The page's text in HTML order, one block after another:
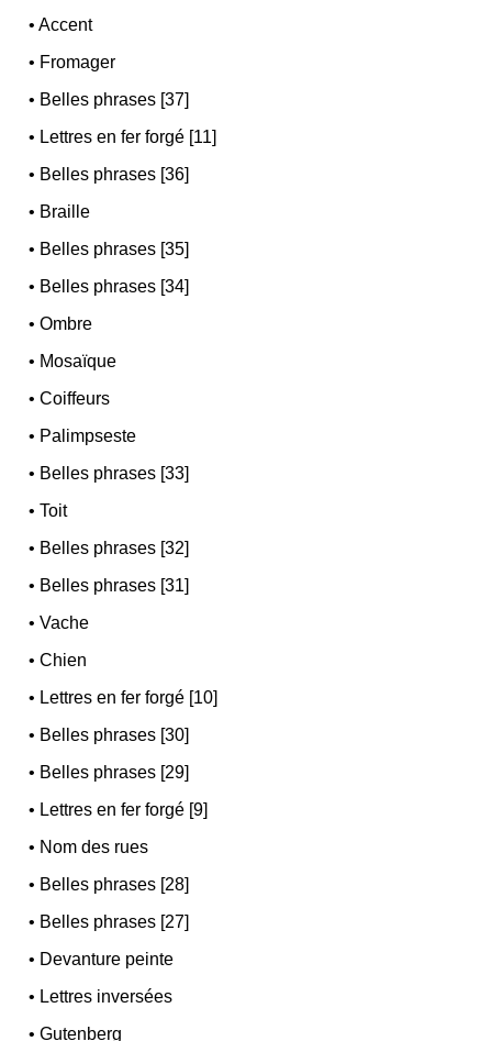
•Accent
• Fromager
• Belles phrases [37]
• Lettres en fer forgé [11]
• Belles phrases [36]
• Braille
• Belles phrases [35]
• Belles phrases [34]
•Ombre
• Mosaïque
•Coiffeurs
• Palimpseste
• Belles phrases [33]
•Toit
• Belles phrases [32]
• Belles phrases [31]
•Vache
•Chien
• Lettres en fer forgé [10]
• Belles phrases [30]
• Belles phrases [29]
• Lettres en fer forgé [9]
• Nom des rues
• Belles phrases [28]
• Belles phrases [27]
• Devanture peinte
• Lettres inversées
•Gutenberg